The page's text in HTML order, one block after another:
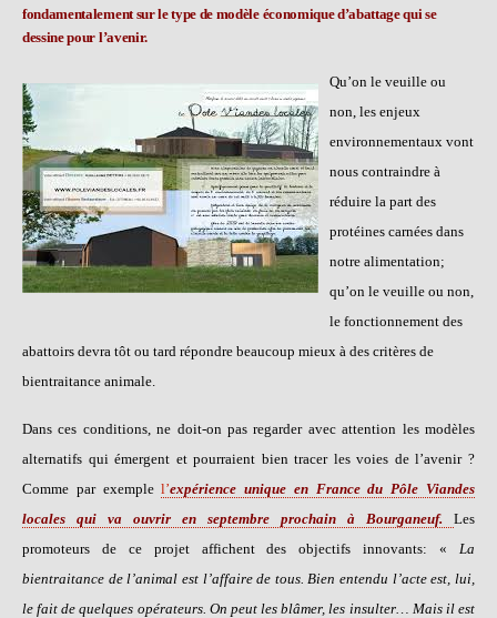
fondamentalement sur le type de modèle économique d’abattage qui se
dessine pour l’avenir.
Qu’on le veuille ou
non, les enjeux
environnementaux vont
nous contraindre à
réduire la part des
protéines carnées dans
notre alimentation;
qu’on le veuille ou non,
le fonctionnement des
abattoirs devra tôt ou tard répondre beaucoup mieux à des critères de
bientraitance animale.
Dans ces conditions, ne doit-on pas regarder avec attention les modèles
alternatifs qui émergent et pourraient bien tracer les voies de l’avenir ?
Comme par exemplel’expérience unique en France du Pôle Viandes
locales qui va ouvrir en septembre prochain à Bourganeuf.
Les
promoteurs de ce projet affichent des objectifs innovants: « La
bientraitance de l’animal est l’affaire de tous. Bien entendu l’acte est, lui,
le fait de quelques opérateurs. On peut les blâmer, les insulter… Mais il est